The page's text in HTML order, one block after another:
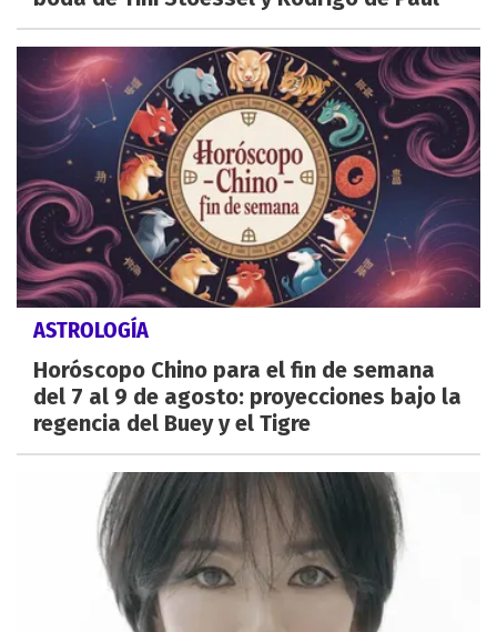
ASTROLOGÍA
Horóscopo Chino para el fin de semana
del 7 al 9 de agosto: proyecciones bajo la
regencia del Buey y el Tigre